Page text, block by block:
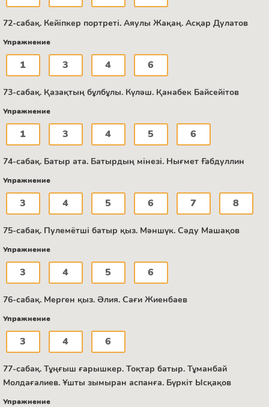
72-сабақ. Кейіпкер портреті. Аяулы Жақаң. Асқар Дулатов
Упражнение
1 3 4 6
73-сабақ. Қазақтың бұлбұлы. Күләш. Қанабек Байсейітов
Упражнение
1 3 4 5 6
74-сабақ. Батыр ата. Батырдың мінезі. Нығмет Ғабдуллин
Упражнение
3 4 5 6 7 8
75-сабақ. Пулемётші батыр қыз. Мәншүк. Сәду Машақов
Упражнение
3 4 5 6
76-сабақ. Мерген қыз. Әлия. Сағи Жиенбаев
Упражнение
3 4 6
77-сабақ. Тұңғыш ғарышкер. Тоқтар батыр. Тұманбай
Молдағалиев. Ұшты зымыран аспанға. Бүркіт Ысқақов
Упражнение